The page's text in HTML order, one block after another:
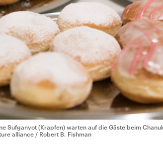
Sufganyot (Krapfen) warten auf die Gäste beim
alliance / Robert B. Fishman